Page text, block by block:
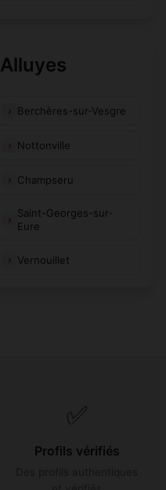
Berchères-sur-Vesgre
Nottonville
Champseru
Saint-Georges-sur-
Eure
Vernouillet
✅
Profils vérifiés